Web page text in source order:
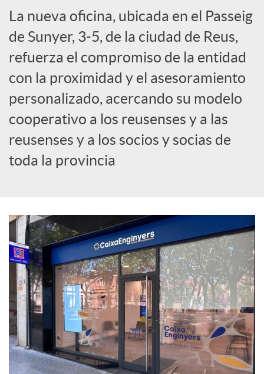
s
S
o
c
i
a
l
e
s
La nueva oficina, ubicada en el Passeig
de Sunyer, 3-5, de la ciudad de Reus,
refuerza el compromiso de la entidad
con la proximidad y el asesoramiento
personalizado, acercando su modelo
cooperativo a los reusenses y a las
reusenses y a los socios y socias de
toda la provincia